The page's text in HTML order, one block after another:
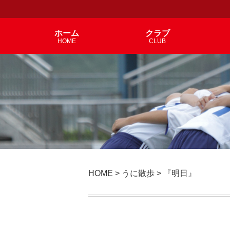
ホーム
HOME
クラブ
CLUB
HOME > うに散歩 > 『明日』